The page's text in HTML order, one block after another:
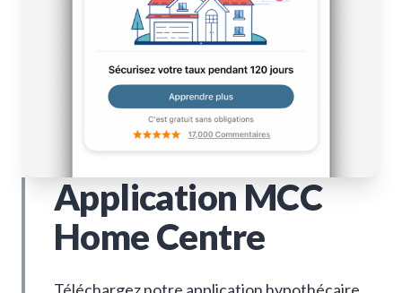
Application MCC
Home Centre